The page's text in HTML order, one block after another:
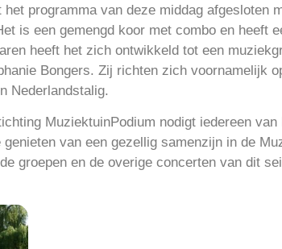
het programma van deze middag afgesloten
is een gemengd koor met combo en heeft
heeft het zich ontwikkeld tot een
Bongers. Zij richten zich voornamelijk
Nederlandstalig.
MuziektuinPodium nodigt iedereen
genieten van een gezellig samenzijn in de
groepen en de overige concerten van dit